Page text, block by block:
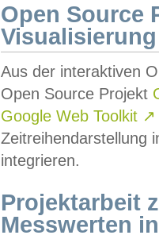
Open Source
Visualisierung
Aus der interaktiven
Open Source Projekt
Google Web Toolkit ↗
Zeitreihendarstellung
integrieren.
Projektarbeit
Messwerten